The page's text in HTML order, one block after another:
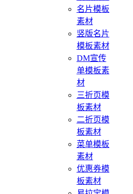
名片模板
素材
竖版名片
模板素材
DM宣传
单模板素
材
三折页模
板素材
二折页模
板素材
菜单模板
素材
优惠券模
板素材